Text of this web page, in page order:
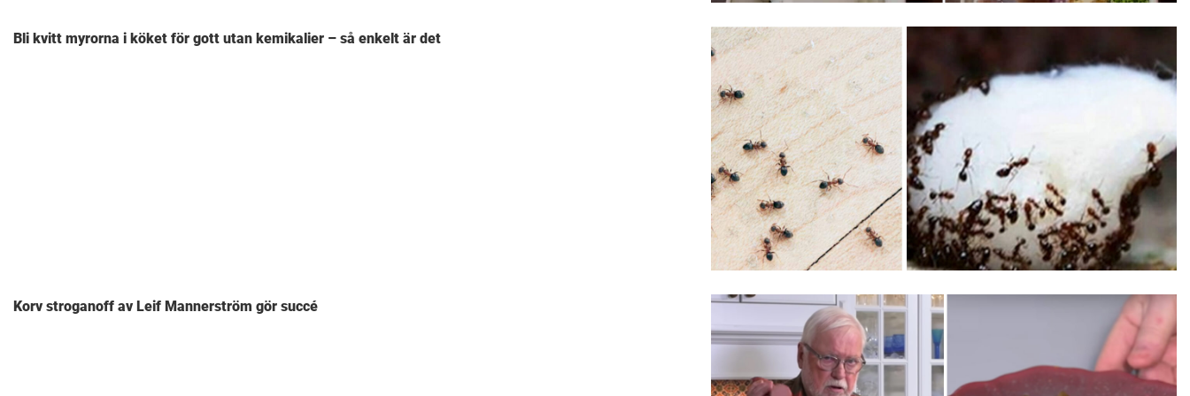
Bli kvitt myrorna i köket för gott utan kemikalier – så enkelt är det
Korv stroganoff av Leif Mannerström gör succé